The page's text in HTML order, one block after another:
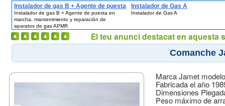
Instalador de gas B + Agente de puesta
en marcha, mantenimiento y
reparación de aparatos de gas APMR
Instalador de gas B + Agente de puesta en
marcha, mantenimiento y reparación de
aparatos de gas APMR
Instalador de Gas A
Instalador de Gas A
Comanche
Marca Jamet
Fabricada el año
Dimensiones
Peso máximo de
El teu anunci destacat en aquesta